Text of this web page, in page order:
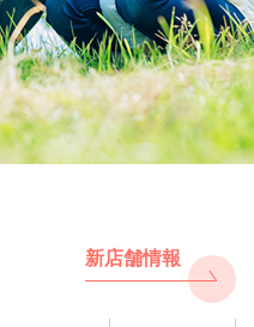
新店舗情報